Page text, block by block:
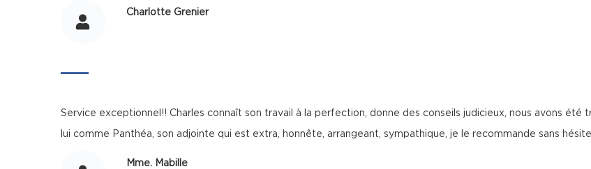
Charlotte Grenier
Service exceptionnel!! Charles connaît son travail à la perfection, donne des conseils judicieux, nous avons
lui comme Panthéa, son adjointe qui est extra, honnête, arrangeant, sympathique, je le recommande sans
Mme. Mabille